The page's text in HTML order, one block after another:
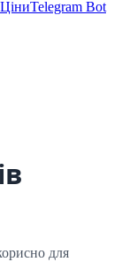
ЦіниTelegram Bot
для